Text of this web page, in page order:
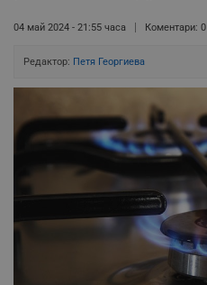
04 май 2024 - 21:55 часа Коментари: 0
Редактор: Петя Георгиева